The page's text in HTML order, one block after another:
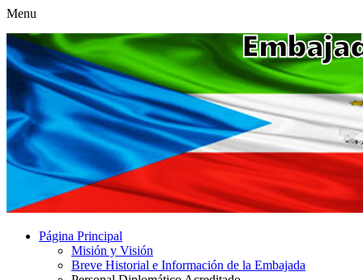
Menu
Página Principal
Misión y Visión
Breve Historial e Información de la Embajada